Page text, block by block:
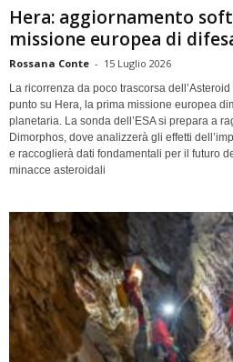
Hera: aggiornamento
missione europea di
Rossana Conte - 15 Luglio 2026
La ricorrenza da poco trascorsa
punto su Hera, la prima missione europea
planetaria. La sonda dell’ESA si prepara a
Dimorphos, dove analizzerà gli effetti
e raccoglierà dati fondamentali per il futuro
minacce asteroidali